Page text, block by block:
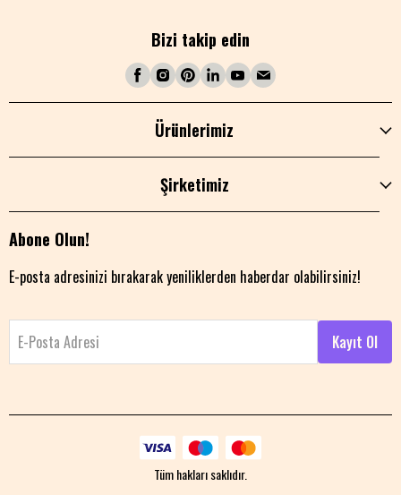
Bizi takip edin
Ürünlerimiz
Şirketimiz
Abone Olun!
E-posta adresinizi bırakarak yeniliklerden haberdar olabilirsiniz!
E-Posta Adresi Kayıt Ol
Tüm hakları saklıdır.